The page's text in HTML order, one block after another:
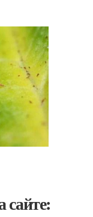
сайте: